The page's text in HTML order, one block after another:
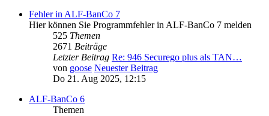
Fehler in ALF-BanCo 7
Hier können Sie Programmfehler in ALF-BanCo 7 melden
525 Themen
2671 Beiträge
Letzter Beitrag Re: 946 Securego plus als TAN…
von goose Neuester Beitrag
Do 21. Aug 2025, 12:15
ALF-BanCo 6
Themen